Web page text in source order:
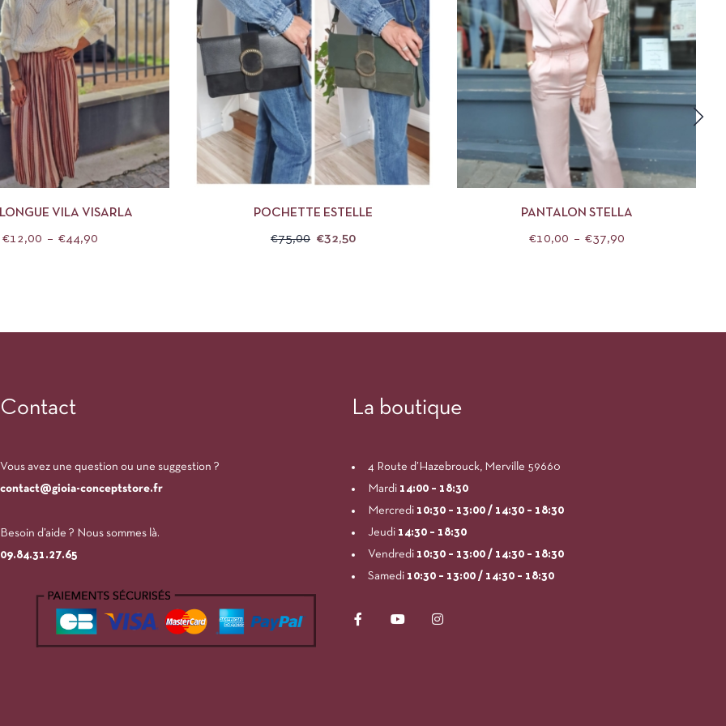
APERÇU CHOIX DES OPTIONS
VILA VISARLA
€12,00 – €44,90
APERÇU CHOIX DES OPTIONS
POCHETTE ESTELLE
€75,00 €32,50
APERÇU CHOIX DES OPTIONS
PANTALON STELLA
€10,00 – €37,90
Contact
Vous avez une question ou une suggestion ?
contact@gioia-conceptstore.fr
Besoin d’aide ? Nous sommes là.
09.84.31.27.65
La boutique
4 Route d’Hazebrouck, Merville 59660
Mardi 14:00– 18:30
Mercredi 10:30 – 13:00 / 14:30 – 18:30
Jeudi 14:30 – 18:30
Vendredi10:30 – 13:00 / 14:30 – 18:30
Samedi 10:30 – 13:00 / 14:30 – 18:30